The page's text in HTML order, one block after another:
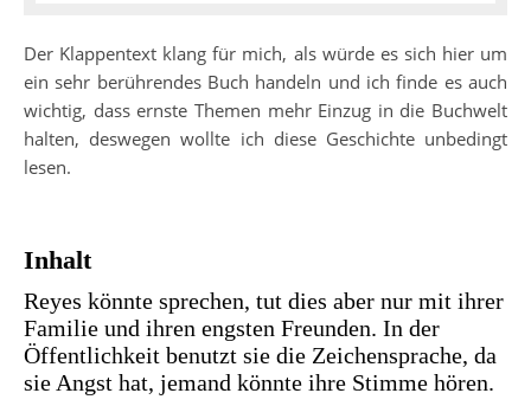
Der Klappentext klang für mich, als würde es sich hier um
ein sehr berührendes Buch handeln und ich finde es auch
wichtig, dass ernste Themen mehr Einzug in die Buchwelt
halten, deswegen wollte ich diese Geschichte unbedingt
lesen.
Inhalt
Reyes könnte sprechen, tut dies aber nur mit ihrer
Familie und ihren engsten Freunden. In der
Öffentlichkeit benutzt sie die Zeichensprache, da
sie Angst hat, jemand könnte ihre Stimme hören.